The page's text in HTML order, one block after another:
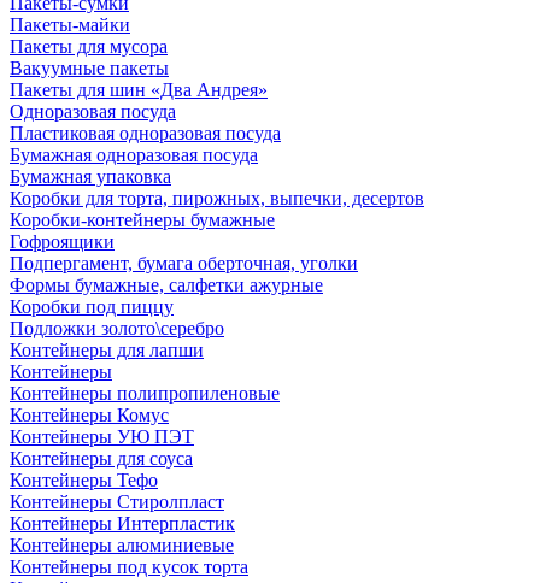
Пакеты-майки
Пакеты для мусора
Вакуумные пакеты
Пакеты для шин «Два Андрея»
Одноразовая посуда
Пластиковая одноразовая посуда
Бумажная одноразовая посуда
Бумажная упаковка
Коробки для торта, пирожных, выпечки, десертов
Коробки-контейнеры бумажные
Гофроящики
Подпергамент, бумага оберточная, уголки
Формы бумажные, салфетки ажурные
Коробки под пиццу
Подложки золото\серебро
Контейнеры для лапши
Контейнеры
Контейнеры полипропиленовые
Контейнеры Комус
Контейнеры УЮ ПЭТ
Контейнеры для соуса
Контейнеры Тефо
Контейнеры Стиролпласт
Контейнеры Интерпластик
Контейнеры алюминиевые
Контейнеры под кусок торта